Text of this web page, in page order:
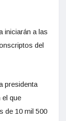
iniciarán a las
del
presidenta
el que
de 10 mil 500